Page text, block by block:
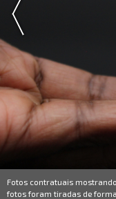
Fotos contratuais
fotos foram tiradas de